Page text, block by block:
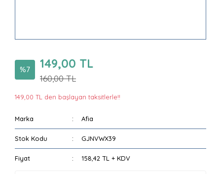
%7 149,00 TL
160,00 TL
149,00 TL den başlayan taksitlerle!!
Marka Afia
Stok Kodu GJNVWX39
Fiyat 158,42 TL + KDV